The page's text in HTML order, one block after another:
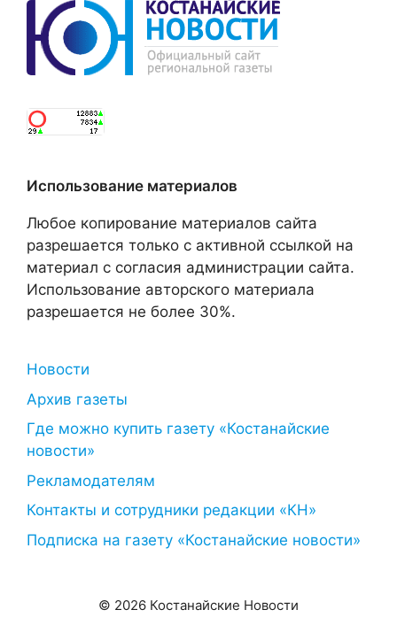
Использование материалов
Любое копирование материалов сайта
разрешается только с активной ссылкой на
материал с согласия администрации сайта.
Использование авторского материала
разрешается не более 30%.
Новости
Архив газеты
Где можно купить газету «Костанайские
новости»
Рекламодателям
Контакты и сотрудники редакции «КН»
Подписка на газету «Костанайские новости»
© 2026 Костанайские Новости